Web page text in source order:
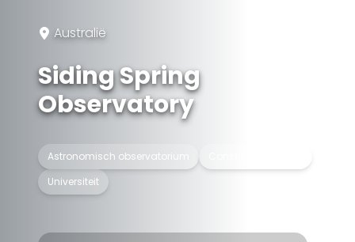
Australië
Siding Spring
Observatory
Astronomisch observatorium
Universiteit